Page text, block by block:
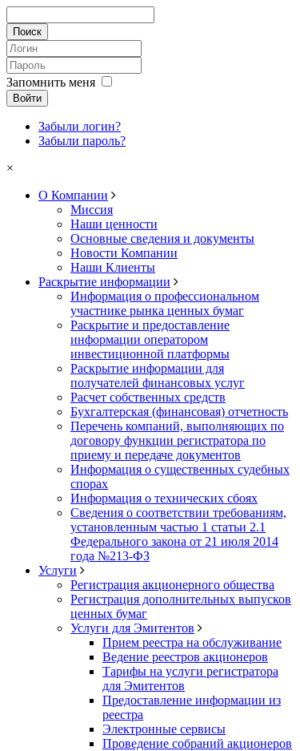
Запомнить меня
Войти
Забыли логин?
Забыли пароль?
×
О Компании
Миссия
Наши ценности
Основные сведения и документы
Новости Компании
Наши Клиенты
Раскрытие информации
Информация о профессиональном
участнике рынка ценных бумаг
Раскрытие и предоставление
информации оператором
инвестиционной платформы
Раскрытие информации для
получателей финансовых услуг
Расчет собственных средств
Бухгалтерская (финансовая) отчетность
Перечень компаний, выполняющих по
договору функции регистратора по
приему и передаче документов
Информация о существенных судебных
спорах
Информация о технических сбоях
Сведения о соответствии требованиям,
установленным частью 1 статьи 2.1
Федерального закона от 21 июля 2014
года №213-ФЗ
Услуги
Регистрация акционерного общества
Регистрация дополнительных выпусков
ценных бумаг
Услуги для Эмитентов
Прием реестра на обслуживание
Ведение реестров акционеров
Тарифы на услуги регистратора
для Эмитентов
Предоставление информации из
реестра
Электронные сервисы
Проведение собраний акционеров